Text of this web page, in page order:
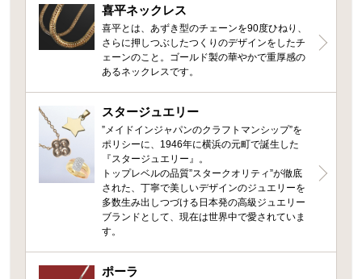
喜平ネックレス
喜平とは、あずき型のチェーンを90度ひねり、
さらに押しつぶしたつくりのデザインをしたチ
ェーンのこと。ゴールド製の華やかで重厚感の
あるネックレスです。
スタージュエリー
”メイドインジャパンのクラフトマンシップ”を
ポリシーに、1946年に横浜の元町で誕生した
『スタージュエリー』。
トップレベルの品質”スタークオリティ”が徹底
された、丁寧で美しいデザインのジュエリーを
多数生み出しつづける日本発の高級ジュエリー
ブランドとして、現在は世界中で愛されていま
す。
ポーラ